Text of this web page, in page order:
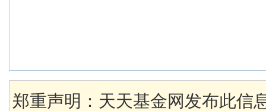
郑重声明：天天基金网发布此信